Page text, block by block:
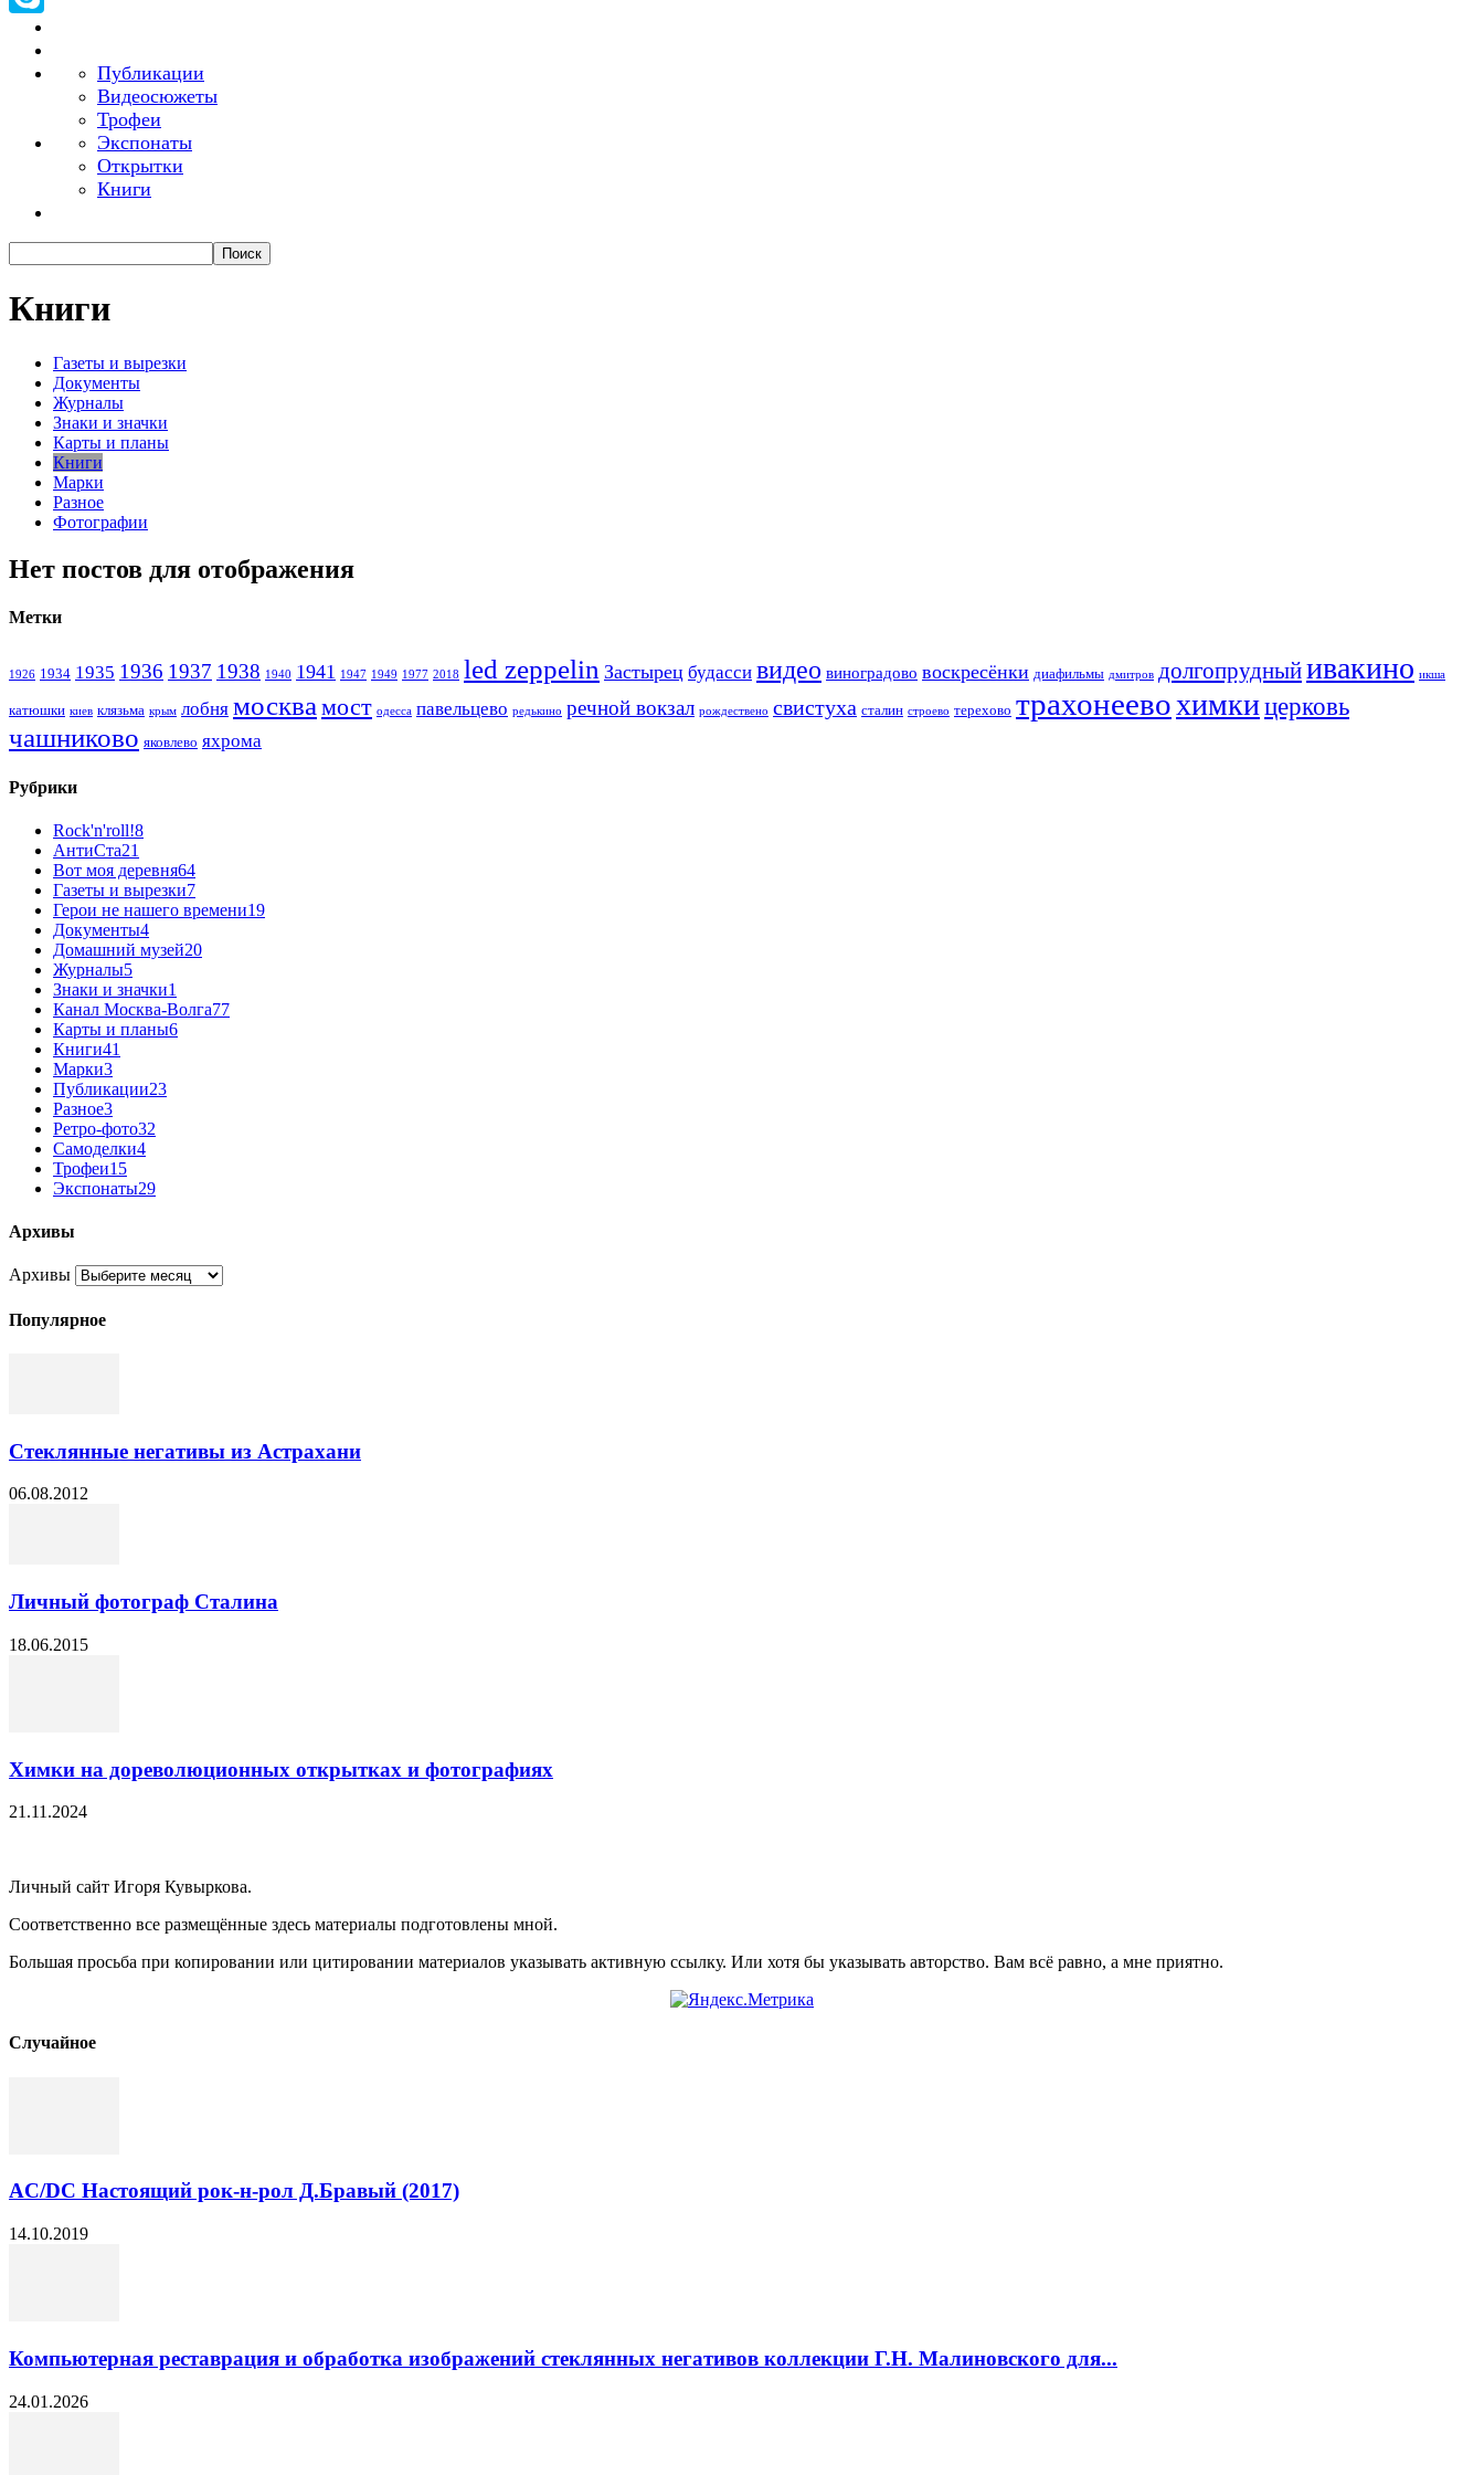
Публикации
Видеосюжеты
Трофеи
Экспонаты
Открытки
Книги
Книги
Газеты и вырезки
Документы
Журналы
Знаки и значки
Карты и планы
Книги
Марки
Разное
Фотографии
Нет постов для отображения
Метки
1926 1934 1935 1936 1937 1938 1940 1941 1947 1949 1977 2018 led zeppelin Застырец будасси видео виноградово воскресёнки диафильмы дмитров долгопрудныйивакино икша
катюшки киев клязьма крым лобня москва мост одесса павельцево редькино речной вокзал рождествено свистуха сталин строево терехово трахонеевохимкицерковь
чашниково яковлево яхрома
Рубрики
Rock'n'roll!8
АнтиСта21
Вот моя деревня64
Газеты и вырезки7
Герои не нашего времени19
Документы4
Домашний музей20
Журналы5
Знаки и значки1
Канал Москва-Волга77
Карты и планы6
Книги41
Марки3
Публикации23
Разное3
Ретро-фото32
Самоделки4
Трофеи15
Экспонаты29
Архивы
Архивы
Популярное
Стеклянные негативы из Астрахани
06.08.2012
Личный фотограф Сталина
18.06.2015
Химки на дореволюционных открытках и фотографиях
21.11.2024
Личный сайт Игоря Кувыркова.
Соответственно все размещённые здесь материалы подготовлены мной.
Большая просьба при копировании или цитировании материалов указывать активную ссылку. Или хотя бы указывать авторство. Вам всё равно, а мне приятно.
Cлучайное
AC/DC Настоящий рок-н-рол Д.Бравый (2017)
14.10.2019
Компьютерная реставрация и обработка изображений стеклянных негативов коллекции Г.Н. Малиновского для...
24.01.2026
Skype